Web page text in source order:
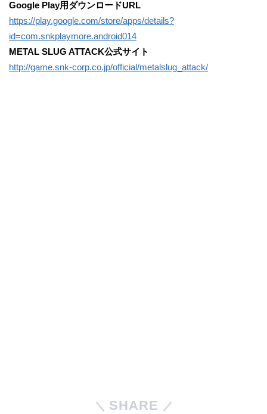
Google Play用ダウンロードURL
https://play.google.com/store/apps/details?
id=com.snkplaymore.android014
METAL SLUG ATTACK公式サイト
http://game.snk-corp.co.jp/official/metalslug_attack/
SHARE